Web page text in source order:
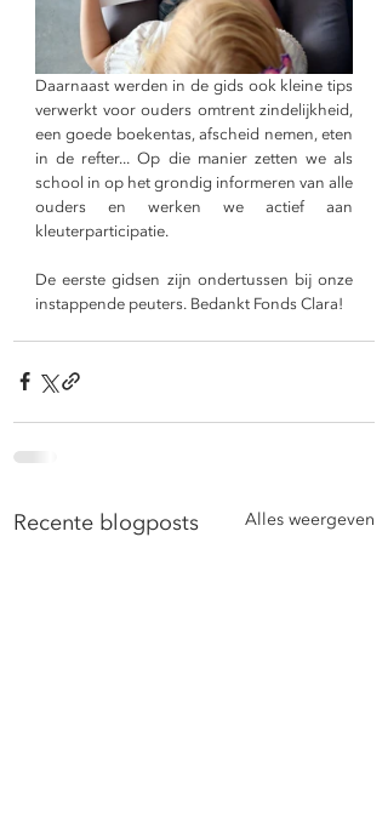
Daarnaast werden in de gids ook kleine tips
verwerkt voor ouders omtrent zindelijkheid,
een goede boekentas, afscheid nemen, eten
in de refter... Op die manier zetten we als
school in op het grondig informeren van alle
ouders en werken we actief aan
kleuterparticipatie.
De eerste gidsen zijn ondertussen bij onze
instappende peuters. Bedankt Fonds Clara!
Recente blogposts Alles weergeven